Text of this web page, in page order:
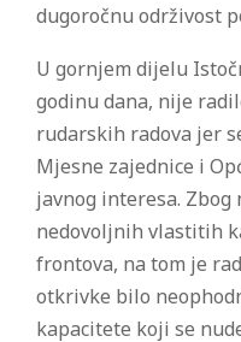
dugoročnu održivost
U gornjem dijelu
godinu dana, nije
rudarskih radova jer
Mjesne zajednice i
javnog interesa. Zbog
nedovoljnih vlastitih
frontova, na tom je
otkrivke bilo
kapacitete koji se